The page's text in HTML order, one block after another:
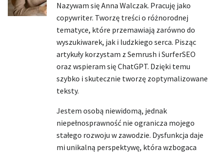
Nazywam się Anna Walczak. Pracuję jako
copywriter. Tworzę treści o różnorodnej
tematyce, które przemawiają zarówno do
wyszukiwarek, jak i ludzkiego serca. Pisząc
artykuły korzystam z Semrush i SurferSEO
oraz wspieram się ChatGPT. Dzięki temu
szybko i skutecznie tworzę zoptymalizowane
teksty.
Jestem osobą niewidomą, jednak
niepełnosprawność nie ogranicza mojego
stałego rozwoju w zawodzie. Dysfunkcja daje
mi unikalną perspektywę, która wzbogaca